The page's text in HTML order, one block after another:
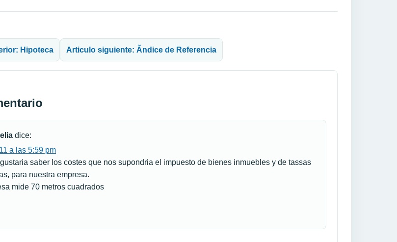
Hipoteca Articulo siguiente: Ãndice de Referencia
dice:
a las 5:59 pm
saber los costes que nos supondria el impuesto de bienes inmuebles y de tassas
para nuestra empresa.
mide 70 metros cuadrados